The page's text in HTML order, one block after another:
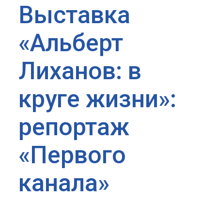
Выставка
«Альберт
Лиханов: в
круге жизни»:
репортаж
«Первого
канала»